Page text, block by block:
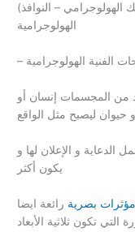
(النموذج المعماري الهولوجرامي – السيراميك الهولوجرامي – النوافذ
الهولوجرامية
من المجسمات إنسان أو
حيوان ليصبح مثل الواقع
الدعاية و الإعلان لها و
يكون أكثر
مؤثرات بصرية رائعة ايضا